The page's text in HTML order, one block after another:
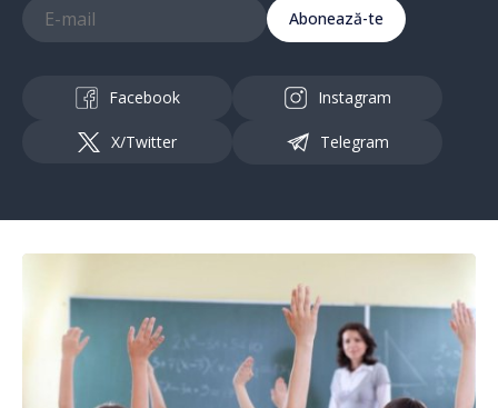
Abonează-te
Facebook Instagram
X/Twitter Telegram